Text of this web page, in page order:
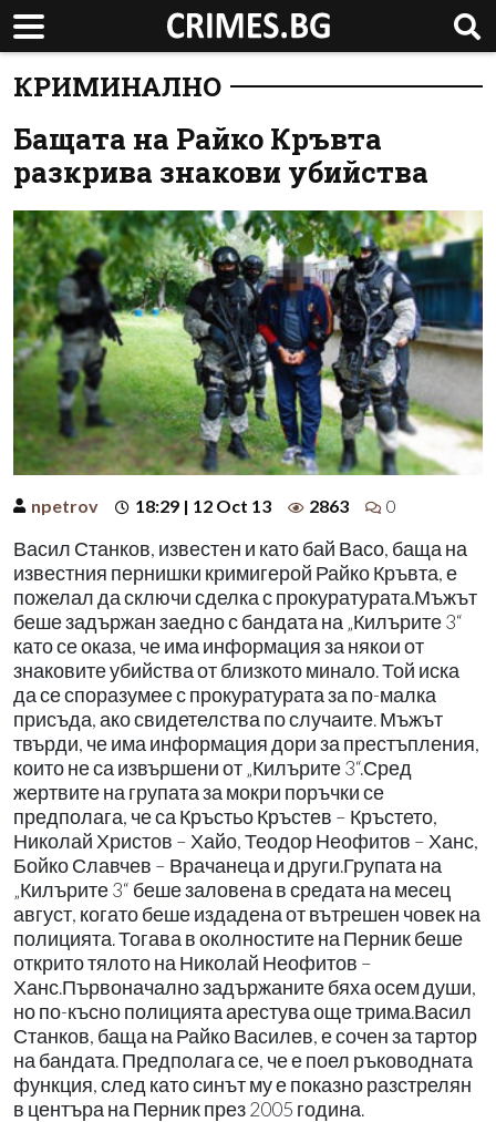
КРИМИНАЛНО
Бащата на Райко Кръвта
разкрива знакови убийства
npetrov 18:29 | 12 Oct 13 2863 0
Васил Станков, известен и като бай Васо, баща на
известния пернишки кримигерой Райко Кръвта, е
пожелал да сключи сделка с прокуратурата.Мъжът
беше задържан заедно с бандата на „Килърите 3“
като се оказа, че има информация за някои от
знаковите убийства от близкото минало. Той иска
да се споразумее с прокуратурата за по-малка
присъда, ако свидетелства по случаите. Мъжът
твърди, че има информация дори за престъпления,
които не са извършени от „Килърите 3“.Сред
жертвите на групата за мокри поръчки се
предполага, че са Кръстьо Кръстев – Кръстето,
Николай Христов – Хайо, Теодор Неофитов – Ханс,
Бойко Славчев – Врачанеца и други.Групата на
„Килърите 3“ беше заловена в средата на месец
август, когато беше издадена от вътрешен човек на
полицията. Тогава в околностите на Перник беше
открито тялото на Николай Неофитов –
Ханс.Първоначално задържаните бяха осем души,
но по-късно полицията арестува още трима.Васил
Станков, баща на Райко Василев, е сочен за тартор
на бандата. Предполага се, че е поел ръководната
функция, след като синът му е показно разстрелян
в центъра на Перник през 2005 година.